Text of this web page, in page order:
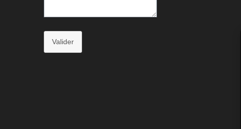
Valider